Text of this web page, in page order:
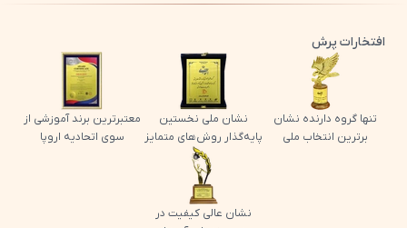
افتخارات پرش
تنها گروه دارنده نشان
برترین انتخاب ملی
نشان ملی نخستین
پایه‌گذار روش‌های متمایز
معتبرترین برند آموزشی از
سوی اتحادیه اروپا
نشان عالی کیفیت در